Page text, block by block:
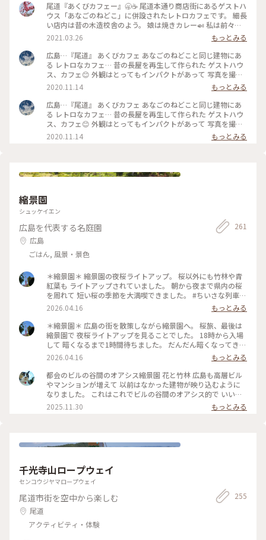
尾道『あくびカフェー』🥱☕️ 尾道本通り商店街にあるゲストハ
ウス「あなごのねどこ」に併設されたレトロカフェです。 細長
い店内は昔の木造校舎のよう。 娘は焼きカレー🍛 私は前々日
からカレー続きだったので、 尾道レモントーストセットにし
ました🍋🍞 給食のようなアルミの食器でした(私は経験者です
😅)が 娘の時代はプラ食器なのでノスタルジーはないそうで
す！ 尾道レモン🍋トーストはパンの中にレモンピールが入っ
ていて、甘酸っぱくて生クリームをぬって食べると美味しかっ
たです🍋💕 🚩にはクジがついていましたが2人ともハズレでし
た😄 奥には素敵なゲストハウスがありました。 身軽な自転車
旅🚲のひとには街中で宿泊できて便利ですね。 #尾道 #尾道散
策 #ランチ #あくびカフェー #カフェ #尾道カフェ #広島カフェ
#レトロカフェ #昭和レトロ #古民家カフェ #瀬戸内レモントー
スト #パン #トースト #尾道ランチ #世界のごはん #旅のごはん
#広島ごはん #あなごのねどこ #本通り商店街 #旅の思い出 #瀬
2021.03.26
もっとみる
広島…『尾道』 あくびカフェ あなごのねどこと同じ建物にあ
る レトロなカフェ… 昔の長屋を再生して作られた ゲストハウ
ス、カフェ😊 外観はとってもインパクトがあって 写真を撮っ
たり2度見してる方が結構いました。 動くパンダ🐼 30円入れ
ると動く… 店から見ていたら男の子がやるって お母さんに言
って両替をカフェでしてもらいかなり動くパンダに乗ってた‼️
私も小さいときにこんなのやった記憶ある…🤣🤣🤣 店の中は違
う時代にタイムスリップしたかの ような感じ… なんとなく懐
かしい気持ちになりました。 メニューではなく学級日誌 カフ
ェのスタッフさんは『日直』だそうです‼️ 旅と学校をテーマに
2020.11.14
もっとみる
広島…『尾道』 あくびカフェ あなごのねどこと同じ建物にあ
る レトロなカフェ… 昔の長屋を再生して作られた ゲストハウ
ス、カフェ😊 外観はとってもインパクトがあって 写真を撮っ
たり2度見してる方が結構いました。 動くパンダ🐼 30円入れ
ると動く… 店から見ていたら男の子がやるって お母さんに言
う時代にタイムスリップしたかの ような感じ… なんとなく懐
島#尾道#
2020.11.14 もっとみる
縮景園
シュッケイエン
広島を代表する名庭園
広島
ごはん, 風景・景色
261
＊縮景園＊ 縮景園の夜桜ライトアップ。 桜以外にも竹林や青
紅葉も ライトアップされていました。 朝から夜まで県内の桜
を周れて 短い桜の季節を大満喫できました。 #ちいさな列車旅
#私のことりっぷ旅 #桜旅 #広島桜旅2026 #日帰り旅 #ひとり
旅 #電車旅 #ことりっぷ広島 #広島 #縮景園 #夜桜 #夜桜ライト
アップ
2026.04.16
もっとみる
＊縮景園＊ 広島の街を散策しながら縮景園へ。 桜旅、最後は
縮景園で 夜桜ライトアップを見ることでした。 18時から入場
して 暗くなるまで1時間待ちました。 だんだん暗くなってきて
池に映る景色も幻想的に。 この時間帯は刻々と空の色が変わ
って 待っている間も景色を楽しめました。 #ちいさな列車旅 #
私のことりっぷ旅 #桜旅 #広島桜旅2026 #日帰り旅 #ひとり旅
#電車旅 #ことりっぷ広島 #広島 #縮景園 #夜桜 #夜桜ライトア
ップ
2026.04.16
もっとみる
都会のビルの谷間のオアシス縮景園 花と竹林 広島も高層ビル
やマンションが増えて 以前はなかった建物が映り込むように
なりました。 これはこれでビルの谷間のオアシス的で いいで
すけどね😋 縮景園には竹林もあって、 京都の嵯峨野ほどでは
ありませんが、 こちらも風情があっていい感じです👍 椿？何
2025.11.30 もっとみる
千光寺山ロープウェイ
センコウジヤマロープウェイ
尾道市街を空中から楽しむ
尾道
アクティビティ・体験
255